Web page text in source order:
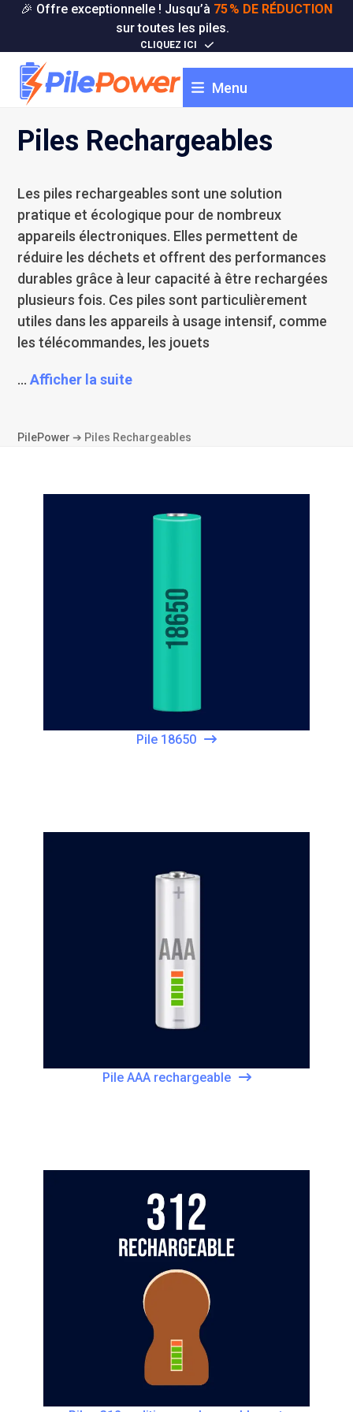
Skip🎉 Offre exceptionnelle ! Jusqu’à 75 % DE RÉDUCTION
sur toutes les piles.
CLIQUEZ ICI
Menu
Piles Rechargeables
Les piles rechargeables sont une solution
pratique et écologique pour de nombreux
appareils électroniques. Elles permettent de
réduire les déchets et offrent des performances
durables grâce à leur capacité à être rechargées
plusieurs fois. Ces piles sont particulièrement
utiles dans les appareils à usage intensif, comme
les télécommandes, les jouets
...Afficher la suite
PilePower ➔ Piles Rechargeables
Pile 18650
Pile AAA rechargeable